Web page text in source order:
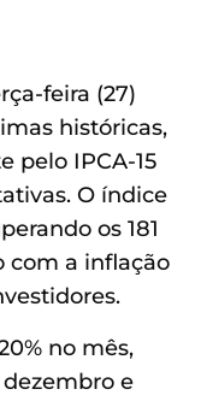
feira (27)
históricas,
pelo IPCA-15
O índice
os 181
com a inflação
no mês,
e